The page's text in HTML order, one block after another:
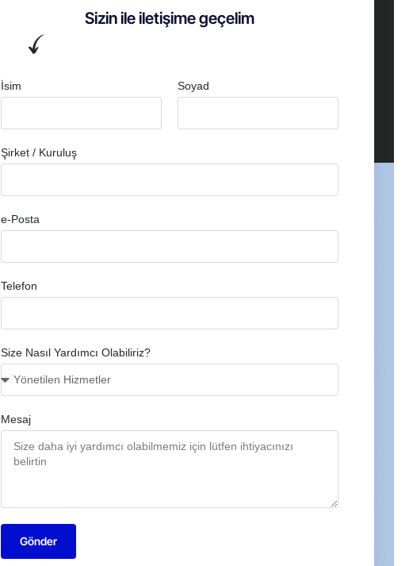
Sizin ile iletişime geçelim
İsim Soyad
Şirket / Kuruluş
e-Posta
Telefon
Size Nasıl Yardımcı Olabiliriz?
Mesaj
Gönder